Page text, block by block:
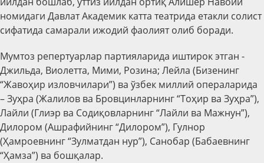
номидаги Давлат Академик катта театрида етакли солист
сифатида самарали ижодий фаолият олиб боради.
Мумтоз репертуарлар партияларида иштирок этган -
Джильда, Виолетта, Мими, Розина; Лейла (Бизенинг
“Жавоҳир изловчилари”) ва ўзбек миллий операларида
– Зуҳра (Жалилов ва Бровцинларнинг “Тоҳир ва Зуҳра”),
Лайли (Глиэр ва Содиқовларнинг “Лайли ва Мажнун”),
Дилором (Ашрафийнинг “Дилором”), Гулнор
(Ҳамроевнинг “Зулматдан нур”), Санобар (Бабаевнинг
“Ҳамза”) ва бошқалар.